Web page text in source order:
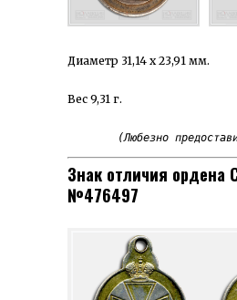
Диаметр 31,14 х 23,91 мм.
Вес 9,31 г.
(Любезно
Знак отличия ордена
№476497